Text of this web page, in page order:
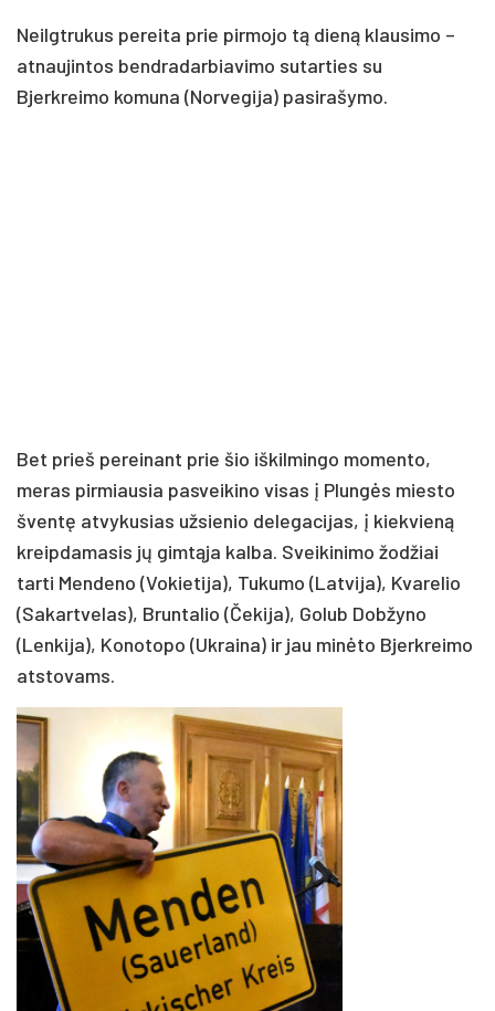
Neilgtrukus pereita prie pirmojo tą dieną klausimo –
atnaujintos bendradarbiavimo sutarties su
Bjerkreimo komuna (Norvegija) pasirašymo.
Bet prieš pereinant prie šio iškilmingo momento,
meras pirmiausia pasveikino visas į Plungės miesto
šventę atvykusias užsienio delegacijas, į kiekvieną
kreipdamasis jų gimtąja kalba. Sveikinimo žodžiai
tarti Mendeno (Vokietija), Tukumo (Latvija), Kvarelio
(Sakartvelas), Bruntalio (Čekija), Golub Dobžyno
(Lenkija), Konotopo (Ukraina) ir jau minėto Bjerkreimo
atstovams.